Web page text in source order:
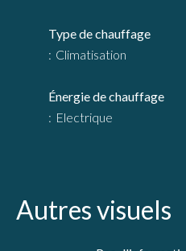
Type de chauffage
Climatisation
Énergie de chauffage
Electrique
Autres visuels